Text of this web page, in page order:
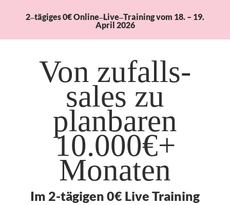
2‒tägiges 0€ Online‒Live‒Training vom 18. – 19.
April 2026
Von zufalls-
sales zu
planbaren
10.000€+
Monaten
Im 2-tägigen 0€ Live Training